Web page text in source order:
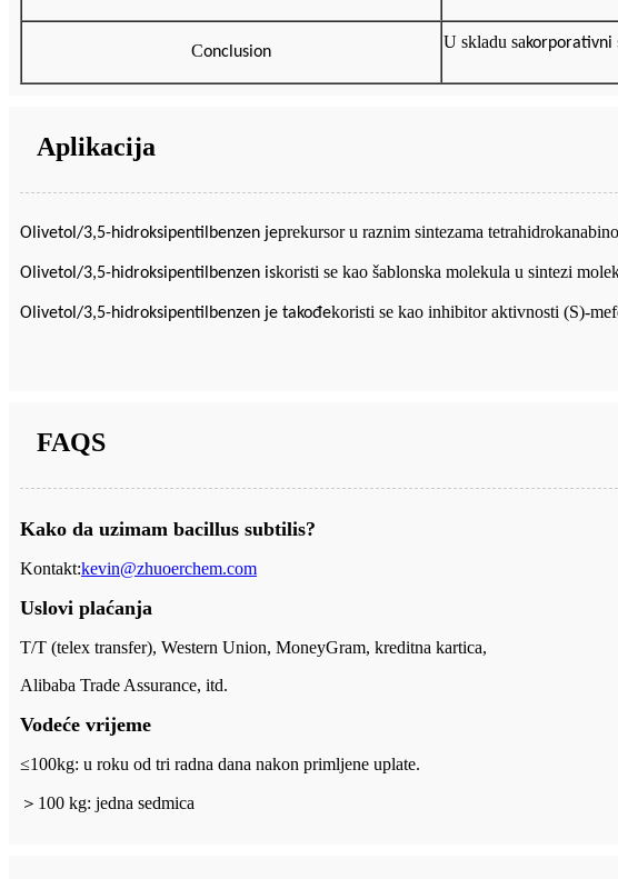
Conclusion
U skladu sakorporativni
Aplikacija
Olivetol/3,5-hidroksipentilbenzen jeprekursor u raznim sintezama
Olivetol/3,5-hidroksipentilbenzen iskoristi se kao šablonska molekula u sintezi
Olivetol/3,5-hidroksipentilbenzen je takođekoristi se kao inhibitor aktivnosti (S)-
FAQS
Kako da uzimam bacillus subtilis?
Kontakt:kevin@zhuoerchem.com
Uslovi plaćanja
T/T (telex transfer), Western Union, MoneyGram, kreditna kartica,
Alibaba Trade Assurance, itd.
Vodeće vrijeme
≤100kg: u roku od tri radna dana nakon primljene uplate.
＞ 100 kg: jedna sedmica